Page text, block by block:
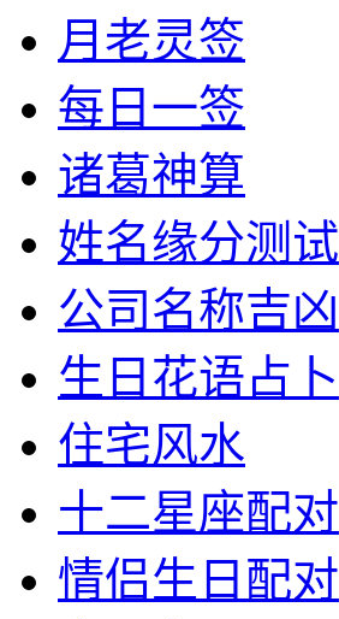
月老灵签
每日一签
诸葛神算
姓名缘分测试
公司名称吉凶
生日花语占卜
住宅风水
十二星座配对
情侣生日配对